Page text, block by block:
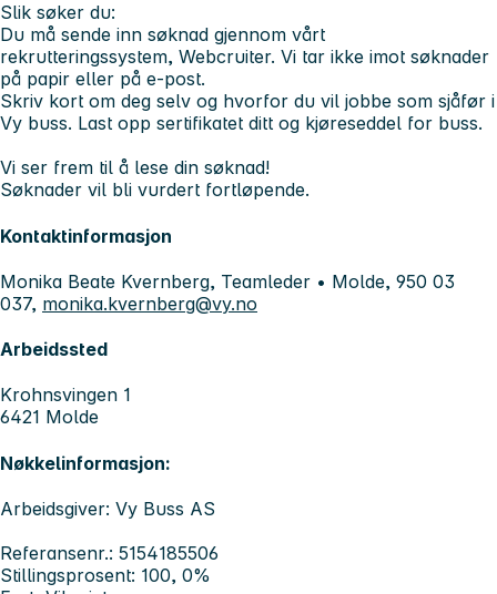
Slik søker du:
Du må sende inn søknad gjennom vårt
rekrutteringssystem, Webcruiter. Vi tar ikke imot søknader
på papir eller på e-post.
Skriv kort om deg selv og hvorfor du vil jobbe som sjåfør i
Vy buss. Last opp sertifikatet ditt og kjøreseddel for buss.
Vi ser frem til å lese din søknad!
Søknader vil bli vurdert fortløpende.
Kontaktinformasjon
Monika Beate Kvernberg, Teamleder • Molde, 950 03
037, monika.kvernberg@vy.no
Arbeidssted
Krohnsvingen 1
6421 Molde
Nøkkelinformasjon:
Arbeidsgiver: Vy Buss AS
Referansenr.: 5154185506
Stillingsprosent: 100, 0%